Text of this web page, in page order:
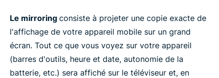
Chromecast
Roku
Le mirroring consiste à projeter une copie exacte de
l'affichage de votre appareil mobile sur un grand
écran. Tout ce que vous voyez sur votre appareil
(barres d'outils, heure et date, autonomie de la
batterie, etc.) sera affiché sur le téléviseur et, en